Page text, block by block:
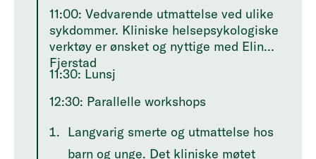
11:00: Vedvarende utmattelse ved ulike
sykdommer. Kliniske helsepsykologiske
verktøy er ønsket og nyttige med Elin
Fjerstad
11:30: Lunsj
12:30: Parallelle workshops
Langvarig smerte og utmattelse hos
barn og unge. Det kliniske møtet